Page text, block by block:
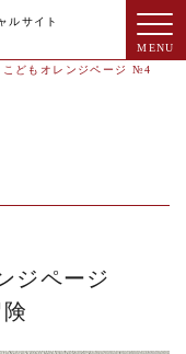
ルサイト
こどもオレンジページ №4
ジページ
険